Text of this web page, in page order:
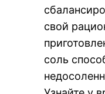
свой
соль